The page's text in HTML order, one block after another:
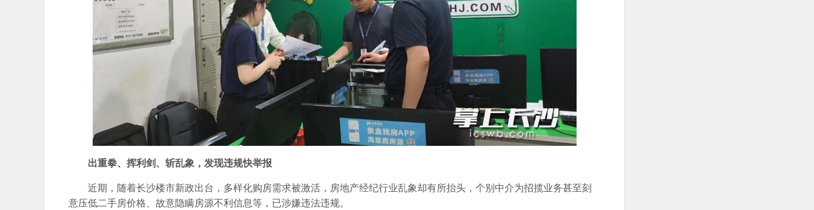
出重拳、挥利剑、斩乱象，发现违规快举报
近期，随着长沙楼市新政出台，多样化购房需求被激活，房地产经纪行业乱象却有所抬头，个别中介为招揽业务甚至刻
意压低二手房价格、故意隐瞒房源不利信息等，已涉嫌违法违规。